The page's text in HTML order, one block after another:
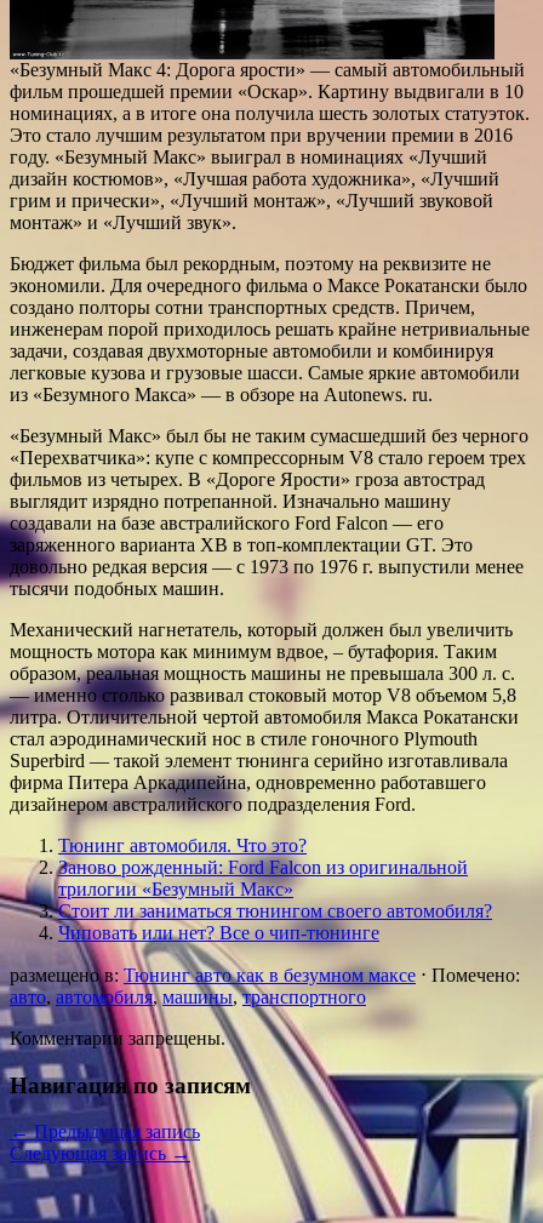
«Безумный Макс 4: Дорога ярости» — самый автомобильный
фильм прошедшей премии «Оскар». Картину выдвигали в 10
номинациях, а в итоге она получила шесть золотых статуэток.
Это стало лучшим результатом при вручении премии в 2016
году. «Безумный Макс» выиграл в номинациях «Лучший
дизайн костюмов», «Лучшая работа художника», «Лучший
грим и прически», «Лучший монтаж», «Лучший звуковой
монтаж» и «Лучший звук».
Бюджет фильма был рекордным, поэтому на реквизите не
экономили. Для очередного фильма о Максе Рокатански было
создано полторы сотни транспортных средств. Причем,
инженерам порой приходилось решать крайне нетривиальные
задачи, создавая двухмоторные автомобили и комбинируя
легковые кузова и грузовые шасси. Самые яркие автомобили
из «Безумного Макса» — в обзоре на Autonews. ru.
«Безумный Макс» был бы не таким сумасшедший без черного
«Перехватчика»: купе с компрессорным V8 стало героем трех
фильмов из четырех. В «Дороге Ярости» гроза автострад
выглядит изрядно потрепанной. Изначально машину
создавали на базе австралийского Ford Falcon — его
заряженного варианта XB в топ-комплектации GT. Это
довольно редкая версия — с 1973 по 1976 г. выпустили менее
тысячи подобных машин.
Механический нагнетатель, который должен был увеличить
мощность мотора как минимум вдвое, – бутафория. Таким
образом, реальная мощность машины не превышала 300 л. с.
— именно столько развивал стоковый мотор V8 объемом 5,8
литра. Отличительной чертой автомобиля Макса Рокатански
стал аэродинамический нос в стиле гоночного Plymouth
Superbird — такой элемент тюнинга серийно изготавливала
фирма Питера Аркадипейна, одновременно работавшего
дизайнером австралийского подразделения Ford.
Тюнинг автомобиля. Что это?
Заново рожденный: Ford Falcon из оригинальной
трилогии «Безумный Макс»
Стоит ли заниматься тюнингом своего автомобиля?
Чиповать или нет? Все о чип-тюнинге
размещено в: Тюнинг авто как в безумном максе ⋅ Помечено:
авто, автомобиля,машины,транспортного
Комментарии запрещены.
Навигация по записям
←Предыдущая запись
Следующая запись →